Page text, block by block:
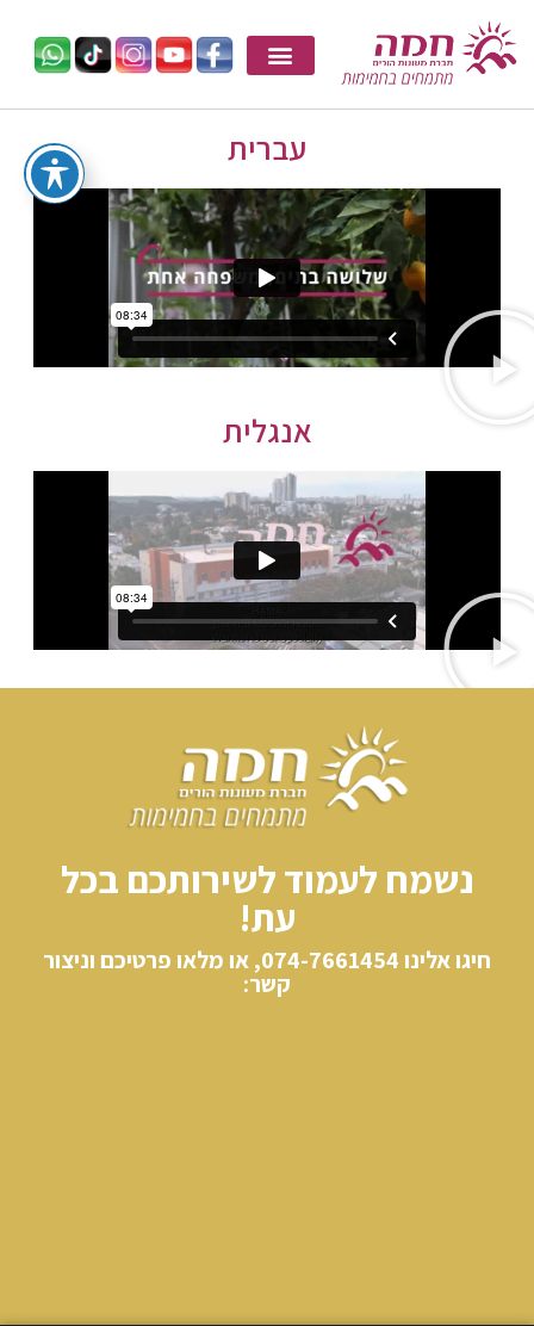
עברית
אנגלית
נשמח לעמוד לשירותכם בכל
עת!
חיגו אלינו​ 074-7661454, או מלאו פרטיכם וניצור
קשר: